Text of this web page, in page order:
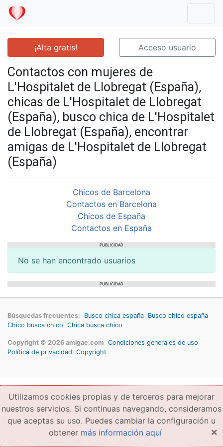
¡Alta gratis! Acceso usuario
Contactos con mujeres de
L'Hospitalet de Llobregat (España),
chicas de L'Hospitalet de Llobregat
(España), busco chica de L'Hospitalet
de Llobregat (España), encontrar
amigas de L'Hospitalet de Llobregat
(España)
Chicos de Barcelona
Contactos en Barcelona
Chicos de España
Contactos en España
PUBLICIDAD
No se han encontrado usuarios
PUBLICIDAD
Búsquedas frecuentes: Busco chica españa Busco chico españa
Chico busca chico Chica busca chico
Copyright © 2026 amigae.com Condiciones generales de uso
Política de privacidad Copyright
Utilizamos cookies propias y de terceros para mejorar
nuestros servicios. Si continuas navegando, consideramos
que aceptas su uso. Puedes cambiar la configuración u
obtener más información aquí ×